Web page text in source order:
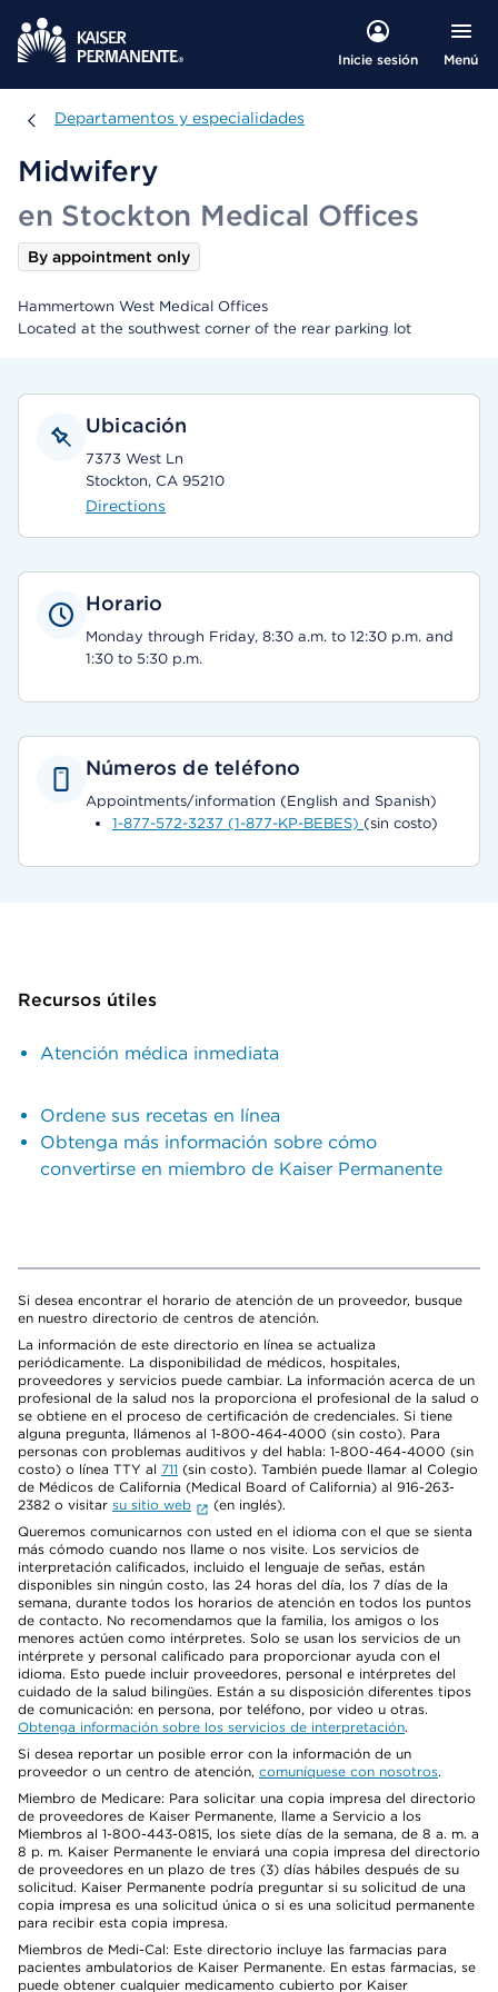
Inicie sesión Menú
Departamentos y especialidades
Departamentos y especialidades
Midwifery
en Stockton Medical Offices
By appointment only
Hammertown West Medical Offices
Located at the southwest corner of the rear parking lot
Ubicación
7373 West Ln
Stockton, CA 95210
Directions
Horario
Monday through Friday, 8:30 a.m. to 12:30 p.m. and
1:30 to 5:30 p.m.
Números de teléfono
Appointments/information (English and Spanish)
1-877-572-3237 (1-877-KP-BEBES) (sin costo)
Recursos útiles
Atención médica inmediata
Ordene sus recetas en línea
Obtenga más información sobre cómo
convertirse en miembro de Kaiser Permanente
Si desea encontrar el horario de atención de un proveedor, busque
en nuestro directorio de centros de atención.
La información de este directorio en línea se actualiza
periódicamente. La disponibilidad de médicos, hospitales,
proveedores y servicios puede cambiar. La información acerca de un
profesional de la salud nos la proporciona el profesional de la salud o
se obtiene en el proceso de certificación de credenciales. Si tiene
alguna pregunta, llámenos al 1-800-464-4000 (sin costo). Para
personas con problemas auditivos y del habla: 1-800-464-4000 (sin
costo) o línea TTY al 711 (sin costo). También puede llamar al Colegio
de Médicos de California (Medical Board of California) al 916-263-
2382 o visitar su sitio web
(en inglés).
Queremos comunicarnos con usted en el idioma con el que se sienta
más cómodo cuando nos llame o nos visite. Los servicios de
interpretación calificados, incluido el lenguaje de señas, están
disponibles sin ningún costo, las 24 horas del día, los 7 días de la
semana, durante todos los horarios de atención en todos los puntos
de contacto. No recomendamos que la familia, los amigos o los
menores actúen como intérpretes. Solo se usan los servicios de un
intérprete y personal calificado para proporcionar ayuda con el
idioma. Esto puede incluir proveedores, personal e intérpretes del
cuidado de la salud bilingües. Están a su disposición diferentes tipos
de comunicación: en persona, por teléfono, por video u otras.
Obtenga información sobre los servicios de interpretación.
Si desea reportar un posible error con la información de un
proveedor o un centro de atención, comuníquese con nosotros.
Miembro de Medicare: Para solicitar una copia impresa del directorio
de proveedores de Kaiser Permanente, llame a Servicio a los
Miembros al 1-800-443-0815, los siete días de la semana, de 8 a. m. a
8 p. m. Kaiser Permanente le enviará una copia impresa del directorio
de proveedores en un plazo de tres (3) días hábiles después de su
solicitud. Kaiser Permanente podría preguntar si su solicitud de una
copia impresa es una solicitud única o si es una solicitud permanente
para recibir esta copia impresa.
Miembros de Medi-Cal: Este directorio incluye las farmacias para
pacientes ambulatorios de Kaiser Permanente. En estas farmacias, se
puede obtener cualquier medicamento cubierto por Kaiser